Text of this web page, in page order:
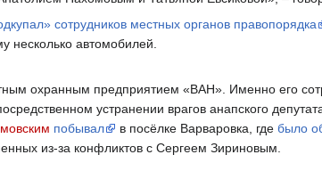
сотрудников местных органов правопорядка
несколько автомобилей.
охранным предприятием «ВАН». Именно его
устранении врагов анапского
побывал в посёлке Варваровка, где было
из-за конфликтов с Сергеем Зириновым.